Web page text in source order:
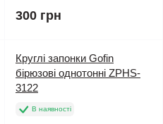
300 грн
Круглі запонки Gofin
бірюзові однотонні ZPHS-
3122
В наявності